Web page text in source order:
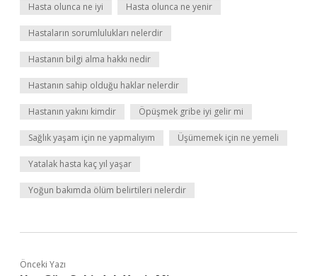
Hasta olunca ne iyi Hasta olunca ne yenir
Hastaların sorumlulukları nelerdir
Hastanın bilgi alma hakkı nedir
Hastanın sahip olduğu haklar nelerdir
Hastanın yakını kimdir Öpüşmek gribe iyi gelir mi
Sağlık yaşam için ne yapmalıyım Üşümemek için ne yemeli
Yatalak hasta kaç yıl yaşar
Yoğun bakımda ölüm belirtileri nelerdir
Önceki Yazı